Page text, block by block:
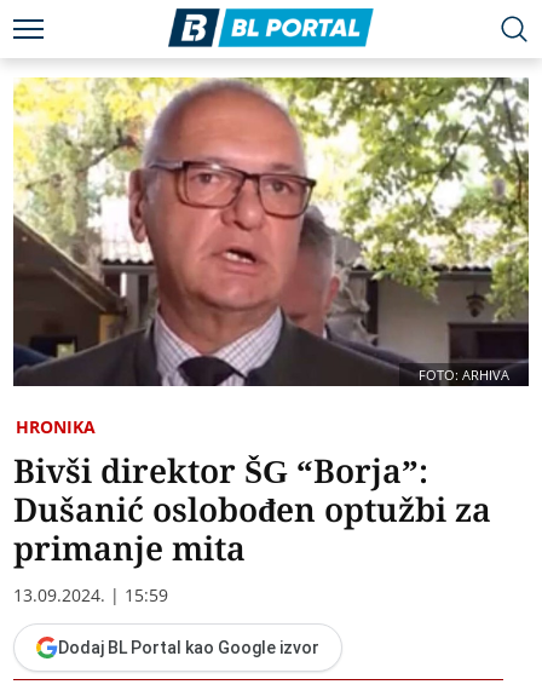
FOTO: ARHIVA
HRONIKA
Bivši direktor ŠG “Borja”:
Dušanić oslobođen optužbi za
primanje mita
13.09.2024. | 15:59
Dodaj BL Portal kao Google izvor